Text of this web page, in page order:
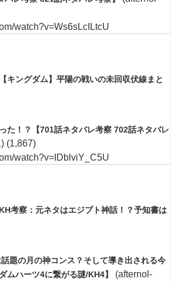
watch?v=Ws6sLcILtcU
【キングダム】平陽の戦いの未回収伏線まと
た！？【701話ネタバレ考察 702話ネタバレ
(1,867)
watch?v=IDblviY_C5U
KH考察：元ネタはエジプト神話！？予知書は
題の月の神コンス？そして導き出される今
ムハーツ4に繋がる謎/KH4】
(afternol-